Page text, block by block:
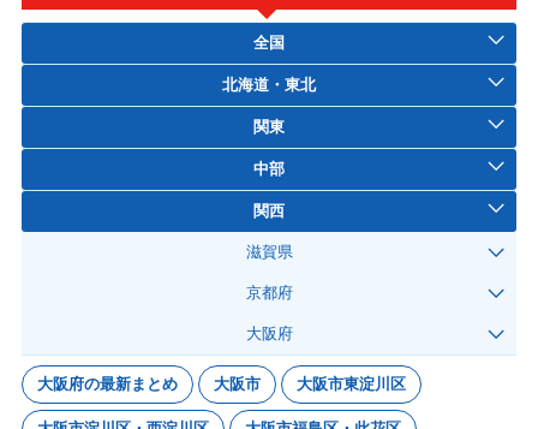
全国
北海道・東北
関東
中部
関西
滋賀県
京都府
大阪府
大阪府の最新まとめ 大阪市 大阪市東淀川区